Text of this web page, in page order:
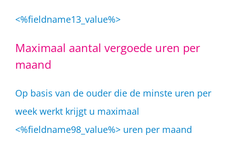
<%fieldname13_value%>
Maximaal aantal vergoede uren per
maand
Op basis van de ouder die de minste uren per
week werkt krijgt u maximaal
<%fieldname98_value%> uren per maand